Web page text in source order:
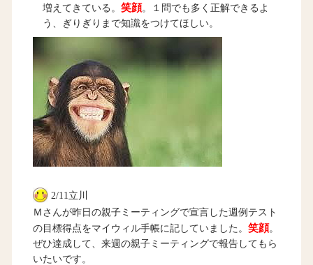
増えてきている。 笑顔。１問でも多く正解できるよ
う、ぎりぎりまで知識をつけてほしい。
2/11立川
Ｍさんが昨日の親子ミーティングで宣言した週例テスト
の目標得点をマイウィル手帳に記していました。 笑顔。
ぜひ達成して、来週の親子ミーティングで報告してもら
いたいです。